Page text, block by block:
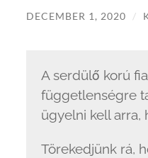
DECEMBER 1, 2020 /
A serdülő korú
függetlenségre
ügyelni kell arra,
Törekedjünk rá,